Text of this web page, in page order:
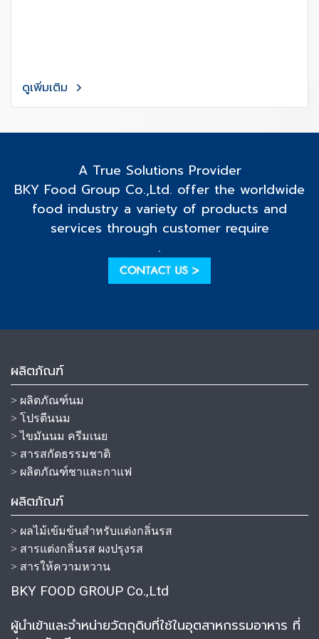
ดูเพิ่มเติม
A True Solutions Provider
BKY Food Group Co.,Ltd. offer the worldwide
food industry a variety of products and
services through customer require
.
ผลิตภัณฑ์
> ผลิตภัณฑ์นม
> โปรตีนนม
> ไขมันนม ครีมเนย
> สารสกัดธรรมชาติ
> ผลิตภัณฑ์ชาและกาแฟ
ผลิตภัณฑ์
> ผลไม้เข้มข้นสำหรับแต่งกลิ่นรส
> สารแต่งกลิ่นรส ผงปรุงรส
> สารให้ความหวาน
BKY FOOD GROUP Co.,Ltd
ผู้นำเข้าและจำหน่ายวัตถุดิบที่ใช้ในอุตสาหกรรมอาหาร ที่